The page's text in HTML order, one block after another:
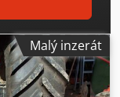
Malý inzerát